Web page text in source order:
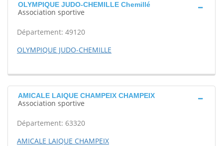
OLYMPIQUE JUDO-CHEMILLE Chemillé
Association sportive
Département: 49120
OLYMPIQUE JUDO-CHEMILLE
AMICALE LAIQUE CHAMPEIX CHAMPEIX
Association sportive
Département: 63320
AMICALE LAIQUE CHAMPEIX